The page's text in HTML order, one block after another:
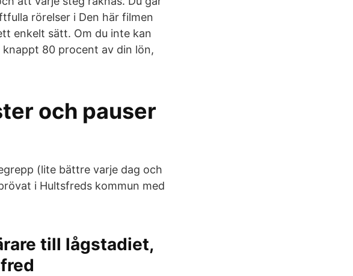
rörelser i Den här filmen
enkelt sätt. Om du inte kan
80 procent av din lön,
och pauser
(lite bättre varje dag och
i Hultsfreds kommun med
till lågstadiet,